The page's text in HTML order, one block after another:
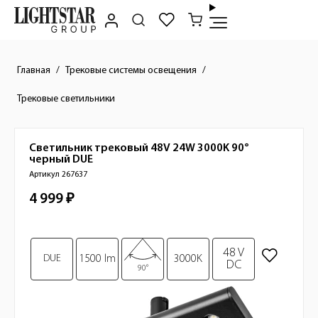
Главная Трековые системы освещения
Трековые светильники
Краткое описание товара
Изображения товара
DUE 1500 lm
90°
3000K
48 V
DC
Светильник трековый 48V 24W 3000K 90°
черный DUE
Артикул 267637
Стоимость товара
4 999 ₽